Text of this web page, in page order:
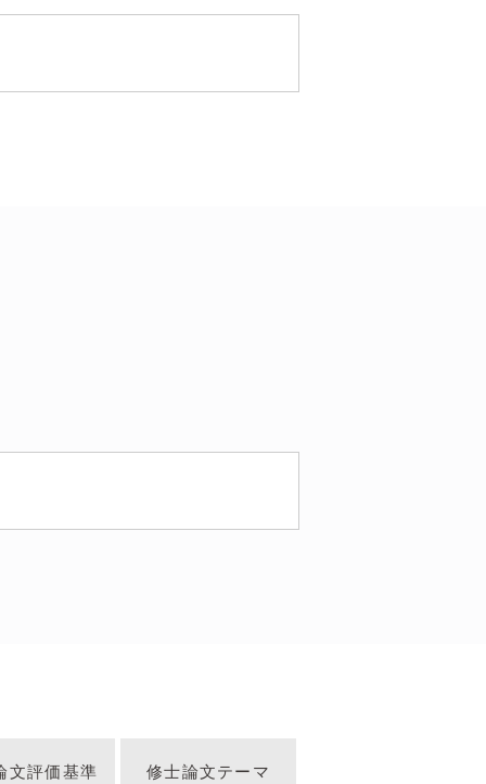
文評価基準 修士論文テーマ